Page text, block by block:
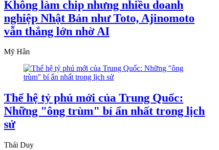
Không làm chip nhưng nhiều doanh
nghiệp Nhật Bản như Toto, Ajinomoto
vẫn thắng lớn nhờ AI
Mỹ Hân
Thế hệ tỷ phú mới của Trung Quốc:
Những "ông trùm" bí ẩn nhất trong lịch
sử
Thái Duy